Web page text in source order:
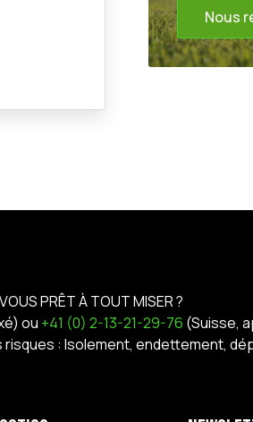
Nous
PRÊT À TOUT MISER ?
ou +41 (0) 2-13-21-29-76 (Suisse,
: Isolement, endettement,